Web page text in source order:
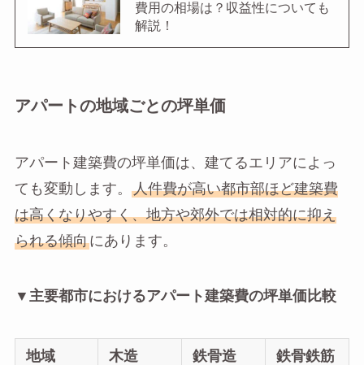
費用の相場は？収益性についても
解説！
アパートの地域ごとの坪単価
アパート建築費の坪単価は、建てるエリアによっ
ても変動します。
人件費が高い都市部ほど建築費
は高くなりやすく、地方や郊外では相対的に抑え
られる傾向にあります。
▼主要都市におけるアパート建築費の坪単価比較
地域 木造 鉄骨造
鉄骨鉄筋